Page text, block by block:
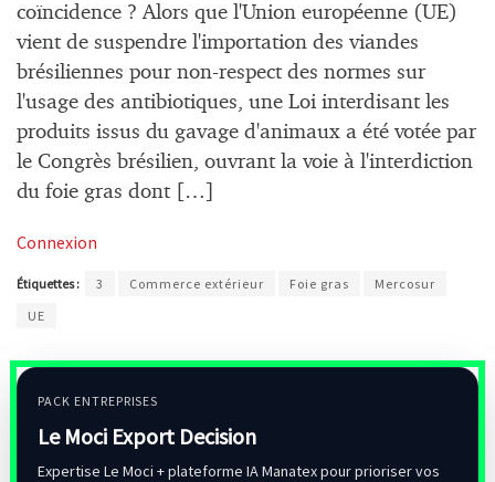
coïncidence ? Alors que l'Union européenne (UE)
vient de suspendre l'importation des viandes
brésiliennes pour non-respect des normes sur
l'usage des antibiotiques, une Loi interdisant les
produits issus du gavage d'animaux a été votée par
le Congrès brésilien, ouvrant la voie à l'interdiction
du foie gras dont […]
Connexion
Étiquettes : 3 Commerce extérieur Foie gras
Mercosur
UE
PACK ENTREPRISES
Le Moci Export Decision
Expertise Le Moci + plateforme IA Manatex pour prioriser vos